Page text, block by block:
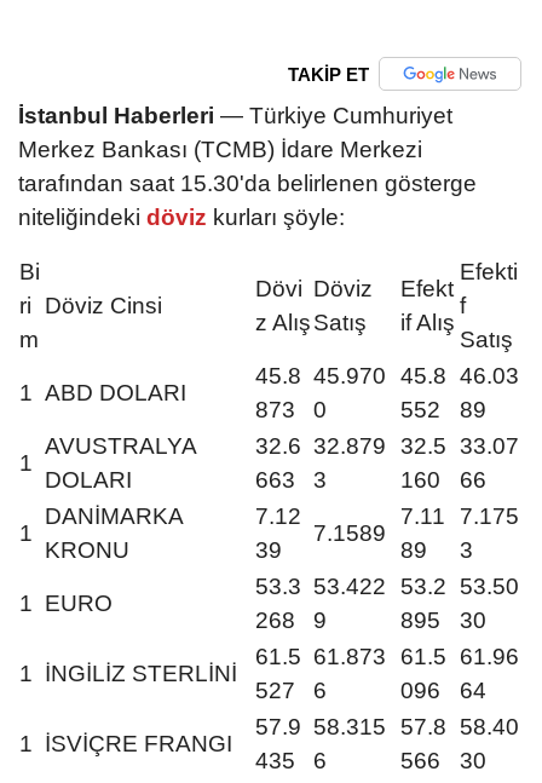
TAKİP ET
İstanbul Haberleri — Türkiye Cumhuriyet
Merkez Bankası (TCMB) İdare Merkezi
tarafından saat 15.30'da belirlenen gösterge
niteliğindeki döviz kurları şöyle:
Bi
ri
m
Döviz Cinsi
Dövi
z Alış
Döviz
Satış
Efekt
if Alış
Efekti
f
Satış
1 ABD DOLARI
45.8
873
45.970
0
45.8
552
46.03
89
1
AVUSTRALYA
DOLARI
32.6
663
32.879
3
32.5
160
33.07
66
1
DANİMARKA
KRONU
7.12
39
7.1589
7.11
89
7.175
3
1 EURO
53.3
268
53.422
9
53.2
895
53.50
30
1 İNGİLİZ STERLİNİ
61.5
527
61.873
6
61.5
096
61.96
64
1 İSVİÇRE FRANGI
57.9
435
58.315
6
57.8
566
58.40
30